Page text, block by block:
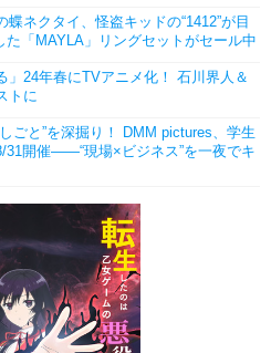
蝶ネクタイ、怪盗キッドの“1412”が目
「MAYLA」リングセットがセール中
」24年春にTVアニメ化！ 石川界人＆
トに
ごと”を深掘り！ DMM pictures、学生
31開催――“現場×ビジネス”を一夜でキ